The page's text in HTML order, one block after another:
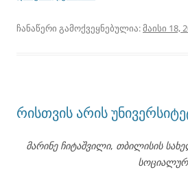
ჩანაწერი გამოქვეყნებულია:მაისი 18,
რისთვის არის
მარინე ჩიტაშვილი, თბილისის
სოციალურ